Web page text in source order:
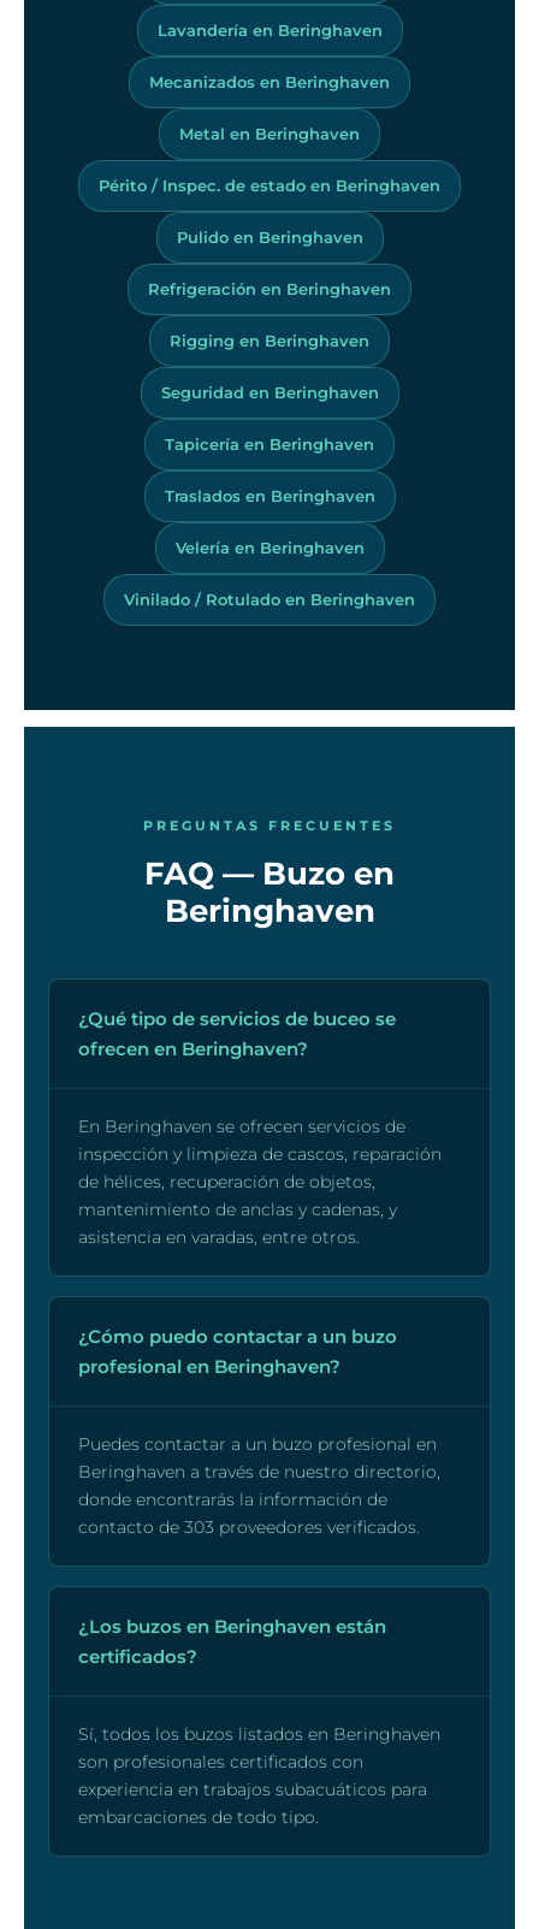
Lavandería en Beringhaven
Mecanizados en Beringhaven
Metal en Beringhaven
Périto / Inspec. de estado en Beringhaven
Pulido en Beringhaven
Refrigeración en Beringhaven
Rigging en Beringhaven
Seguridad en Beringhaven
Tapicería en Beringhaven
Traslados en Beringhaven
Velería en Beringhaven
Vinilado / Rotulado en Beringhaven
PREGUNTAS FRECUENTES
FAQ — Buzo en
Beringhaven
¿Qué tipo de servicios de buceo se
ofrecen en Beringhaven?
En Beringhaven se ofrecen servicios de
inspección y limpieza de cascos, reparación
de hélices, recuperación de objetos,
mantenimiento de anclas y cadenas, y
asistencia en varadas, entre otros.
¿Cómo puedo contactar a un buzo
profesional en Beringhaven?
Puedes contactar a un buzo profesional en
Beringhaven a través de nuestro directorio,
donde encontrarás la información de
contacto de 303 proveedores verificados.
¿Los buzos en Beringhaven están
certificados?
Sí, todos los buzos listados en Beringhaven
son profesionales certificados con
experiencia en trabajos subacuáticos para
embarcaciones de todo tipo.